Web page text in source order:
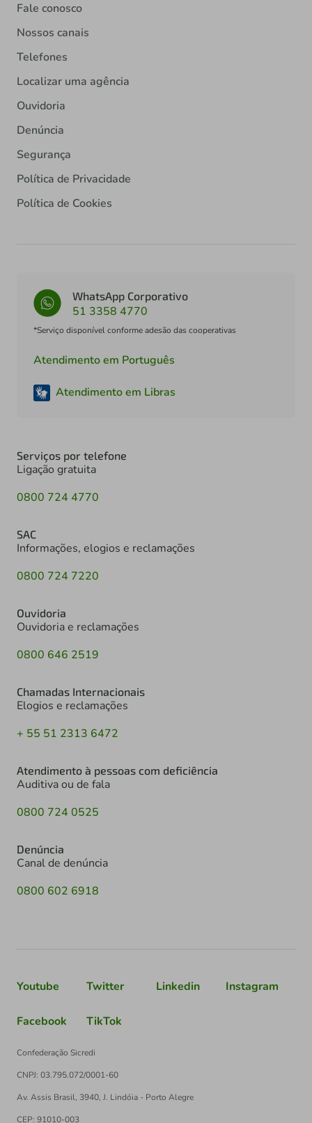
Fale conosco
Nossos canais
Telefones
Localizar uma agência
Ouvidoria
Denúncia
Segurança
Política de Privacidade
Política de Cookies
WhatsApp Corporativo
51 3358 4770
*Serviço disponível conforme adesão das cooperativas
Atendimento em Português
Atendimento em Libras
Serviços por telefone
Ligação gratuita
0800 724 4770
SAC
Informações, elogios e reclamações
0800 724 7220
Ouvidoria
Ouvidoria e reclamações
0800 646 2519
Chamadas Internacionais
Elogios e reclamações
+ 55 51 2313 6472
Atendimento à pessoas com deficiência
Auditiva ou de fala
0800 724 0525
Denúncia
Canal de denúncia
0800 602 6918
Youtube Twitter Linkedin Instagram
Facebook TikTok
Confederação Sicredi
CNPJ: 03.795.072/0001-60
Av. Assis Brasil, 3940, J. Lindóia - Porto Alegre
CEP: 91010-003